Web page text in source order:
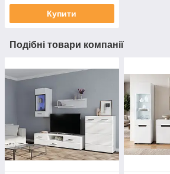
Купити
Подібні товари компанії